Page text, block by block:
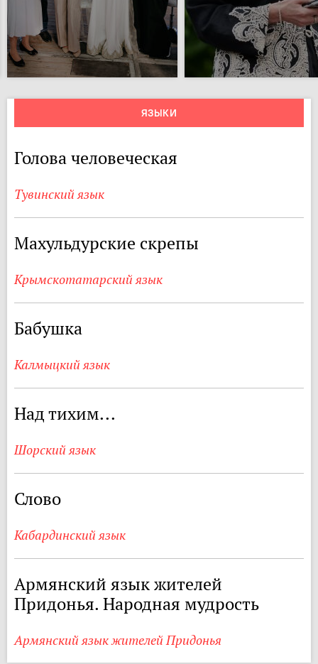
ЯЗЫКИ
Голова человеческая
Тувинский язык
Махульдурские скрепы
Крымскотатарский язык
Бабушка
Калмыцкий язык
Над тихим...
Шорский язык
Слово
Кабардинский язык
Армянский язык жителей
Придонья. Народная мудрость
Армянский язык жителей Придонья